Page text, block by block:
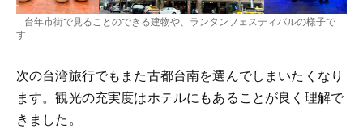
台年市街で見ることのできる建物や、ランタンフェスティバルの様子で
す
次の台湾旅行でもまた古都台南を選んでしまいたくなり
ます。観光の充実度はホテルにもあることが良く理解で
きました。